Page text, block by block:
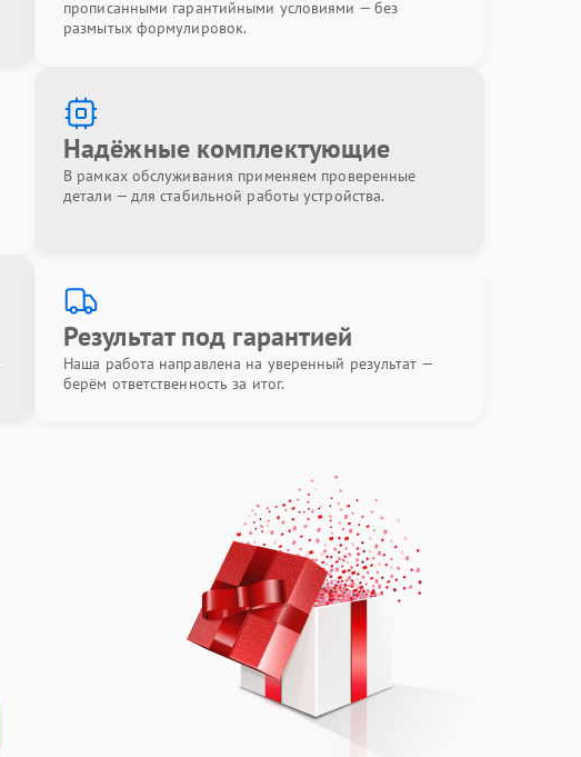
прописанными гарантийными условиями — без
размытых формулировок.
Надёжные комплектующие
В рамках обслуживания применяем проверенные
детали — для стабильной работы устройства.
Результат под гарантией
Наша работа направлена на уверенный результат —
берём ответственность за итог.